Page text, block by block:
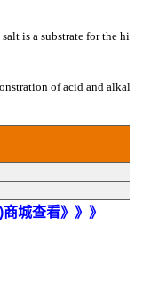
is a substrate for the
of acid and
城查看》》》